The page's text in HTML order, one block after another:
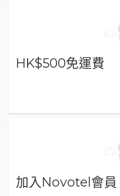
HK$500免運費
加入Novotel會員